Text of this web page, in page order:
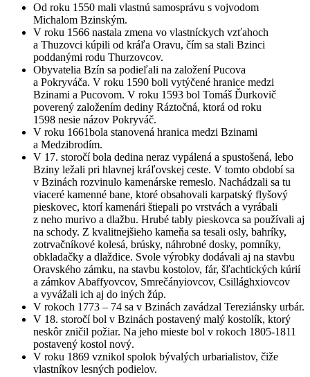
Od roku 1550 mali vlastnú samosprávu s vojvodom
Michalom Bzinským.
V roku 1566 nastala zmena vo vlastníckych vzťahoch
a Thuzovci kúpili od kráľa Oravu, čím sa stali Bzinci
poddanými rodu Thurzovcov.
Obyvatelia Bzín sa podieľali na založení Pucova
a Pokryváča. V roku 1590 boli vytýčené hranice medzi
Bzinami a Pucovom. V roku 1593 bol Tomáš Ďurkovič
poverený založením dediny Ráztočná, ktorá od roku
1598 nesie názov Pokryváč.
V roku 1661bola stanovená hranica medzi Bzinami
a Medzibrodím.
V 17. storočí bola dedina neraz vypálená a spustošená, lebo
Bziny ležali pri hlavnej kráľovskej ceste. V tomto období sa
v Bzinách rozvinulo kamenárske remeslo. Nachádzali sa tu
viaceré kamenné bane, ktoré obsahovali karpatský flyšový
pieskovec, ktorí kamenári štiepali po vrstvách a vyrábali
z neho murivo a dlažbu. Hrubé tably pieskovca sa používali aj
na schody. Z kvalitnejšieho kameňa sa tesali osly, bahríky,
zotrvačníkové kolesá, brúsky, náhrobné dosky, pomníky,
obkladačky a dlaždice. Svole výrobky dodávali aj na stavbu
Oravského zámku, na stavbu kostolov, fár, šľachtických kúrií
a zámkov Abaffyovcov, Smrečányiovcov, Csillághxiovcov
a vyvážali ich aj do iných žúp.
V rokoch 1773 – 74 sa v Bzinách zavádzal Tereziánsky urbár.
V 18. storočí bol v Bzinách postavený malý kostolík, ktorý
neskôr zničil požiar. Na jeho mieste bol v rokoch 1805-1811
postavený kostol nový.
V roku 1869 vznikol spolok bývalých urbarialistov, čiže
vlastníkov lesných podielov.